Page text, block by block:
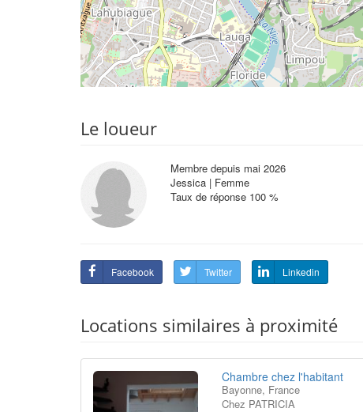
Le loueur
Membre depuis mai 2026
Jessica | Femme
Taux de réponse 100 %
Facebook Twitter Linkedin
Locations similaires à proximité
Chambre chez l'habitant
Bayonne, France
Chez PATRICIA